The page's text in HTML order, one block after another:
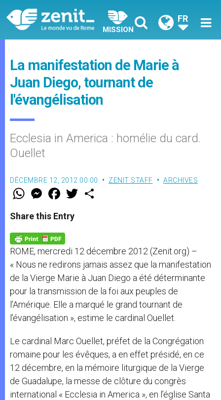
MISSION
FR
La manifestation de Marie à
Juan Diego, tournant de
l'évangélisation
Ecclesia in America : homélie du card.
Ouellet
DÉCEMBRE 12, 2012 00:00 ZENIT STAFF ARCHIVES
W
t
s
p
p
M
e
s
e
g
e
r
F
a
e
b
o
k
w
Share this Entry
ROME, mercredi 12 décembre 2012 (Zenit.org) –
« Nous ne redirons jamais assez que la manifestation
de la Vierge Marie à Juan Diego a été déterminante
pour la transmission de la foi aux peuples de
l’Amérique. Elle a marqué le grand tournant de
l’évangélisation », estime le cardinal Ouellet.
Le cardinal Marc Ouellet, préfet de la Congrégation
romaine pour les évêques, a en effet présidé, en ce
12 décembre, en la mémoire liturgique de la Vierge
de Guadalupe, la messe de clôture du congrès
international « Ecclesia in America », en l’église Santa